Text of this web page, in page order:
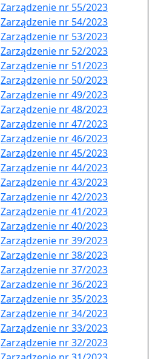
Zarządzenie nr 55/2023
Zarządzenie nr 54/2023
Zarządzenie nr 53/2023
Zarządzenie nr 52/2023
Zarządzenie nr 51/2023
Zarządzenie nr 50/2023
Zarządzenie nr 49/2023
Zarządzenie nr 48/2023
Zarządzenie nr 47/2023
Zarządzenie nr 46/2023
Zarządzenie nr 45/2023
Zarządzenie nr 44/2023
Zarządzenie nr 43/2023
Zarządzenie nr 42/2023
Zarządzenie nr 41/2023
Zarządzenie nr 40/2023
Zarządzenie nr 39/2023
Zarządzenie nr 38/2023
Zarządzenie nr 37/2023
Zarzadzenie nr 36/2023
Zarządzenie nr 35/2023
Zarządzenie nr 34/2023
Zarządzenie nr 33/2023
Zarządzenie nr 32/2023